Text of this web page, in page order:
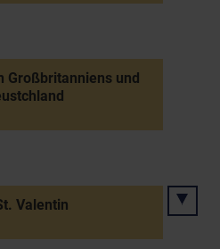
Großbritanniens und
Valentin